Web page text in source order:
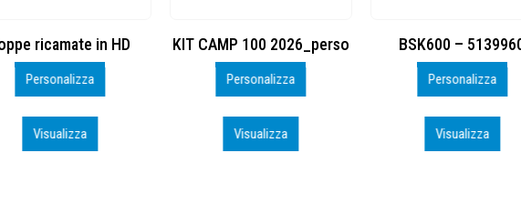
KIT CAMP 100 2026_perso
Personalizza
Visualizza
BSK600 – 5139960
Personalizza
Visualizza
DTF
Personalizza
Visualizza